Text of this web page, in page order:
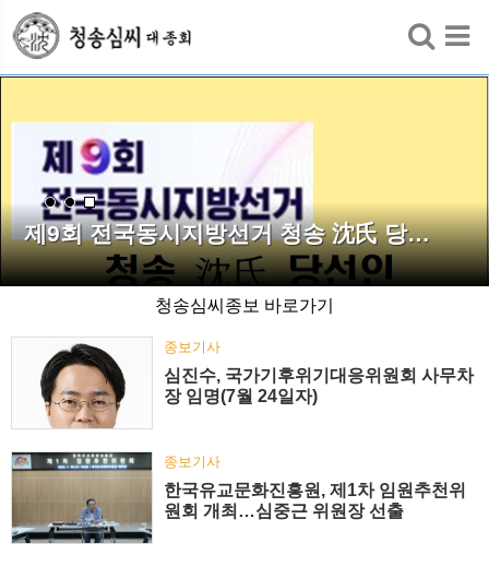
제9회 전국동시지방선거 청송 沈氏 당…
청송심씨종보 바로가기
종보기사
심진수, 국가기후위기대응위원회 사무차
장 임명(7월 24일자)
종보기사
한국유교문화진흥원, 제1차 임원추천위
원회 개최…심중근 위원장 선출